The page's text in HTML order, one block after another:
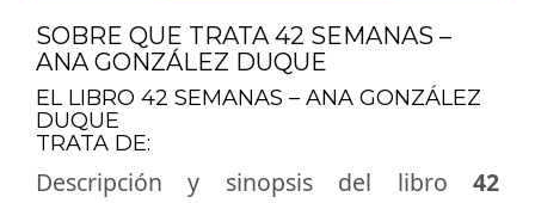
SOBRE QUE TRATA 42 SEMANAS –
ANA GONZÁLEZ DUQUE
EL LIBRO 42 SEMANAS – ANA GONZÁLEZ
DUQUE
TRATA DE:
Descripción y sinopsis del libro 42